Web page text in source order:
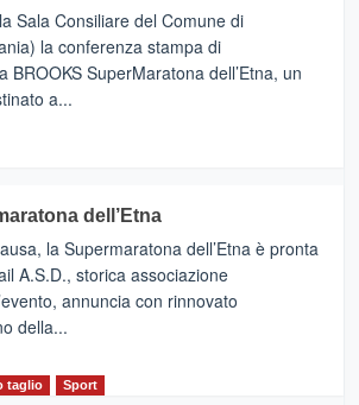
Sala Consiliare del Comune di
la conferenza stampa di
BROOKS SuperMaratona dell’Etna, un
a...
dell’Etna
la Supermaratona dell’Etna è pronta
A.S.D., storica associazione
annuncia con rinnovato
della...
taglio Sport